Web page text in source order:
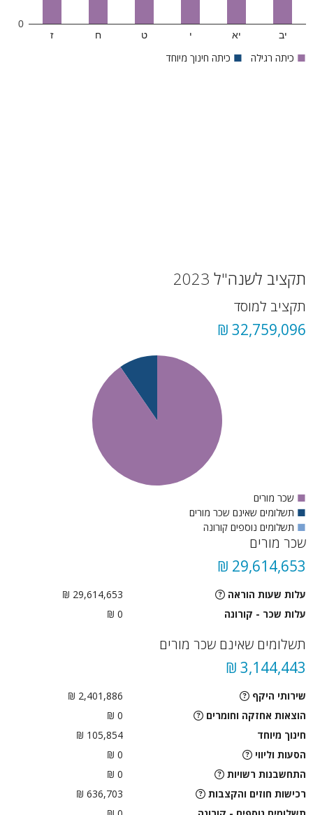
ז ח ט י יא יב
0
■ כיתה רגילה ■ כיתה חינוך מיוחד
תקציב לשנה"ל 2023
תקציב למוסד
32,759,096 ₪
■ שכר מורים
■ תשלומים שאינם שכר מורים
■ תשלומים נוספים קורונה
שכר מורים
29,614,653 ₪
עלות שעות הוראה
29,614,653 ₪
עלות שכר - קורונה
0 ₪
תשלומים שאינם שכר מורים
3,144,443 ₪
שירותי היקף
2,401,886 ₪
הוצאות אחזקה וחומרים
0 ₪
חינוך מיוחד
105,854 ₪
הסעות וליווי
0
₪
התחשבנות רשויות
0
₪
רכישות חוזים והקצבות
636,703 ₪